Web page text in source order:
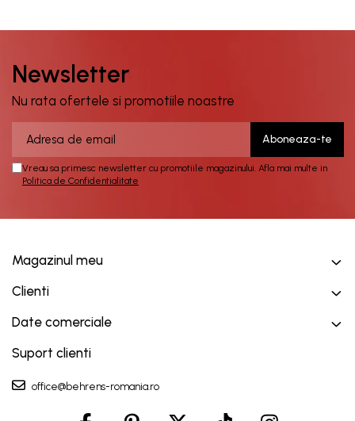
Newsletter
Nu rata ofertele si promotiile noastre
Vreau sa primesc newsletter cu promotiile magazinului. Afla mai multe in
Politica de Confidentialitate
Magazinul meu
Clienti
Date comerciale
Suport clienti
office@behrens-romania.ro